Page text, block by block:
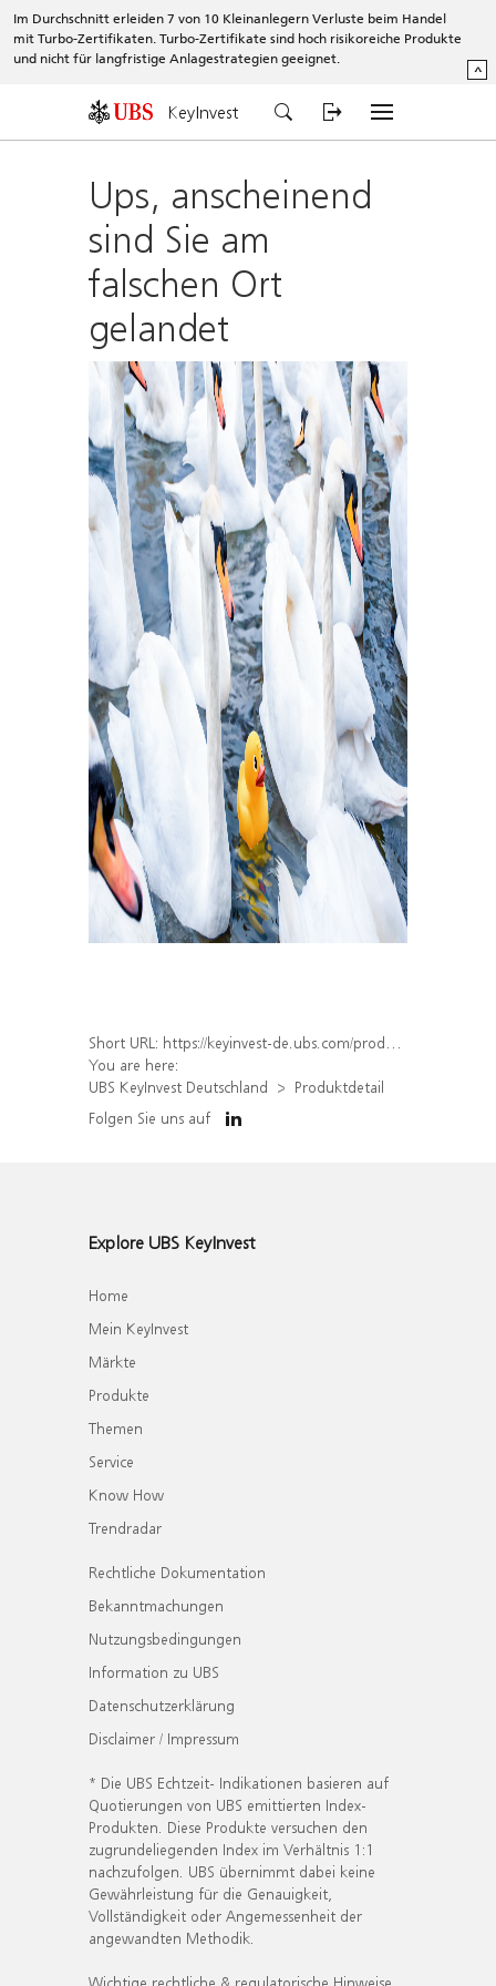
Im Durchschnitt erleiden 7 von 10 Kleinanlegern Verluste beim Handel
mit Turbo-Zertifikaten. Turbo-Zertifikate sind hoch risikoreiche Produkte
und nicht für langfristige Anlagestrategien geeignet.
^
KeyInvest
Ups, anscheinend
sind Sie am
falschen Ort
gelandet
Short URL: https://keyinvest-de.ubs.com/produkt/detail/index/isin/DE000WA8VJ62
You are here:
UBS KeyInvest Deutschland
Produktdetail
Folgen Sie uns auf
Explore UBS KeyInvest
Home
Mein KeyInvest
Märkte
Produkte
Themen
Service
Know How
Trendradar
Rechtliche Dokumentation
Bekanntmachungen
Nutzungsbedingungen
Information zu UBS
Datenschutzerklärung
Disclaimer / Impressum
* Die UBS Echtzeit- Indikationen basieren auf
Quotierungen von UBS emittierten Index-
Produkten. Diese Produkte versuchen den
zugrundeliegenden Index im Verhältnis 1:1
nachzufolgen. UBS übernimmt dabei keine
Gewährleistung für die Genauigkeit,
Vollständigkeit oder Angemessenheit der
angewandten Methodik.